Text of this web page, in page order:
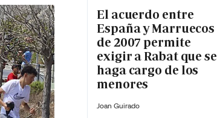
El acuerdo entre
España y Marruecos
de 2007 permite
exigir a Rabat que se
haga cargo de los
menores
Joan Guirado